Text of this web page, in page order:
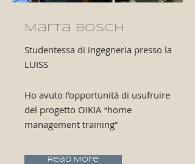
Marta Bosch
Studentessa di ingegneria presso la
LUISS
Ho avuto l’opportunità di usufruire
del progetto OIKIA “home
management training”
Read More